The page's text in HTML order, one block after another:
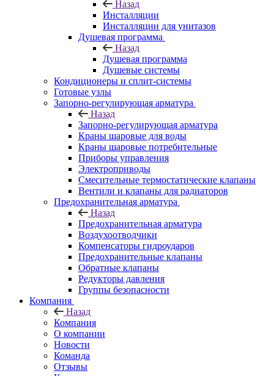
Назад
Инсталляции
Инсталляции для унитазов
Душевая программа
Назад
Душевая программа
Душевые системы
Кондиционеры и сплит-системы
Готовые узлы
Запорно-регулирующая арматура
Назад
Запорно-регулирующая арматура
Краны шаровые для воды
Краны шаровые потребительные
Приборы управления
Электроприводы
Смесительные термостатические клапаны
Вентили и клапаны для радиаторов
Предохранительная арматура
Назад
Предохранительная арматура
Воздухоотводчики
Компенсаторы гидроударов
Предохранительные клапаны
Обратные клапаны
Редукторы давления
Группы безопасности
Компания
Назад
Компания
О компании
Новости
Команда
Отзывы